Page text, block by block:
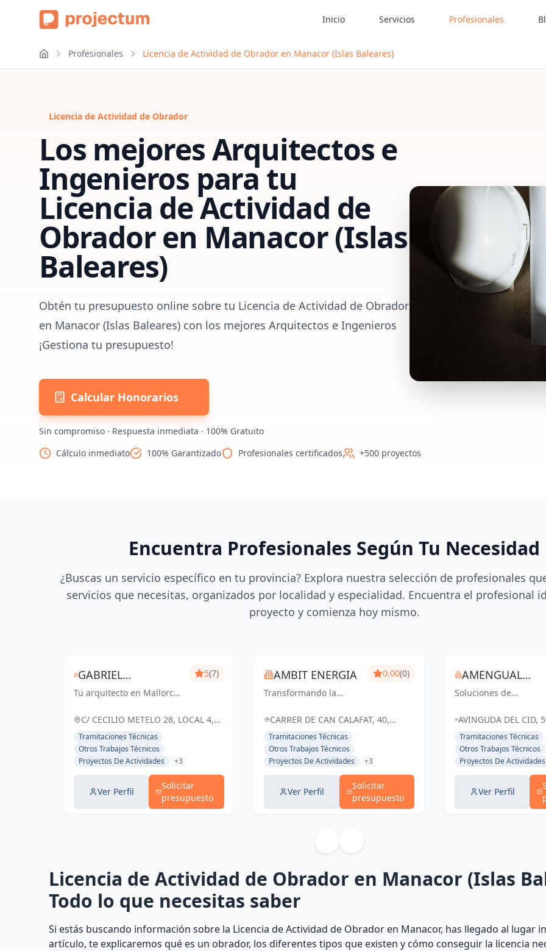
Inicio Servicios Profesionales
Profesionales Licencia de Actividad de Obrador en Manacor (Islas Baleares)
Licencia de Actividad de Obrador
Los mejores Arquitectos e
Ingenieros para tu
Licencia de Actividad de
Obradoren Manacor (Islas
Baleares)
Obtén tu presupuesto online sobre tu Licencia de Actividad de Obrador
en Manacor (Islas Baleares) con los mejores Arquitectos e Ingenieros
¡Gestiona tu presupuesto!
Calcular Honorarios
Sin compromiso · Respuesta inmediata · 100% Gratuito
Cálculo inmediato
100% Garantizado Profesionales certificados +500 proyectos
Encuentra Profesionales Según Tu Necesidad
¿Buscas un servicio específico en tu provincia? Explora nuestra selección de profesionales
servicios que necesitas, organizados por localidad y especialidad. Encuentra el profesional
proyecto y comienza hoy mismo.
GABRIEL
CANTARRELAS REIG
ARQUITECTURA
Tu arquitecto en Mallorca
5(7)
C/ CECILIO METELO 28, LOCAL 4,
España
Tramitaciones Técnicas
Otros Trabajos Técnicos
Proyectos De Actividades
+3
Ver Perfil
Solicitar
presupuesto
AMBIT ENERGIA
Transformando la
sostenible y eficiente
0.00(0)
CARRER DE CAN CALAFAT, 40,
PALMA, ESPAÑA, España
Tramitaciones Técnicas
Otros Trabajos Técnicos
Proyectos De Actividades
+3
Ver Perfil
Solicitar
presupuesto
AMENGUAL
INGENIERÍA
Soluciones de
arquitectura que
en Palma y Baleares
AVINGUDA DEL CID,
PALMA, ISLAS
España
Tramitaciones Técnicas
Otros Trabajos Técnicos
Proyectos De Actividades
Ver Perfil
Licencia de Actividad de Obrador en Manacor (Islas
Todo lo que necesitas saber
Si estás buscando información sobre la Licencia de Actividad de Obrador en Manacor, has llegado al lugar
artículo, te explicaremos qué es un obrador, los diferentes tipos que existen y cómo conseguir la licencia